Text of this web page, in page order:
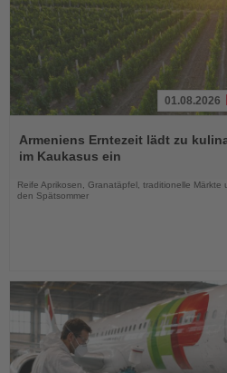
Sie
die
01.08.2026
Armeniens Erntezeit lädt zu
im Kaukasus ein
Reife Aprikosen, Granatäpfel, traditionelle
den Spätsommer